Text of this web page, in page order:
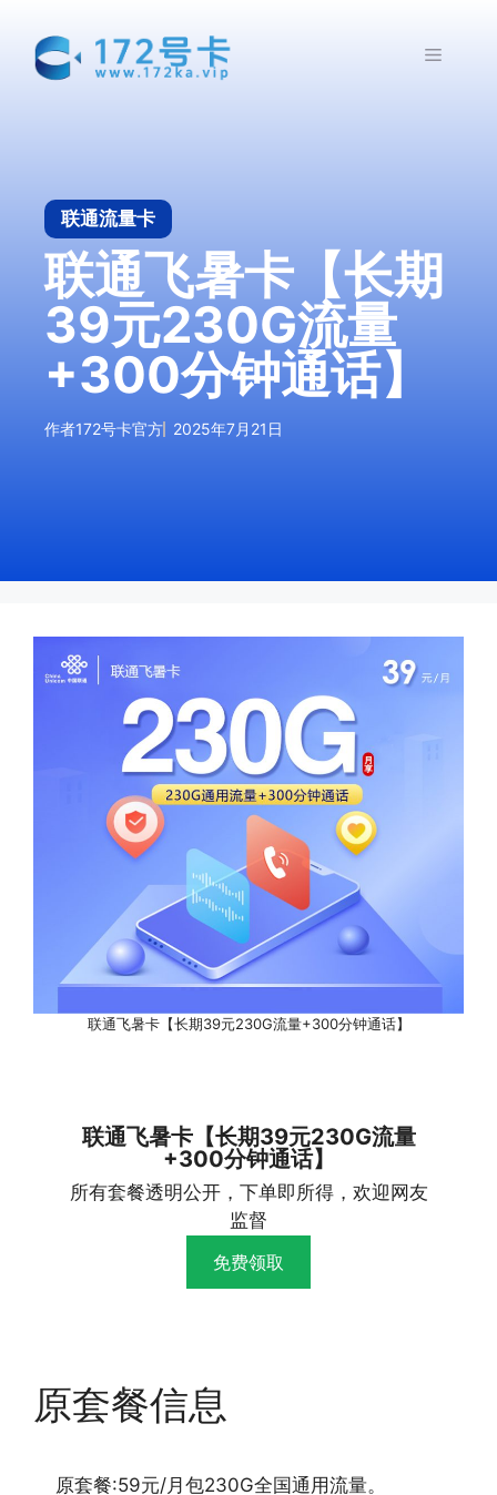
菜
联通流量卡
联通飞暑卡【长期
39元230G流量
+300分钟通话】
作者172号卡官方 2025年7月21日
联通飞暑卡【长期39元230G流量+300分钟通话】
联通飞暑卡【长期39元230G流量
+300分钟通话】
所有套餐透明公开，下单即所得，欢迎网友
监督
免费领取
原套餐信息
原套餐:59元/月包230G全国通用流量。